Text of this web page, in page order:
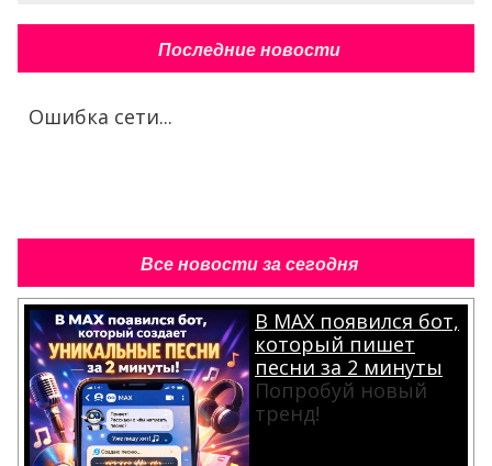
Последние новости
Ошибка сети...
Все новости за сегодня
В MAX появился бот,
который пишет
песни за 2 минуты
Попробуй новый
тренд!